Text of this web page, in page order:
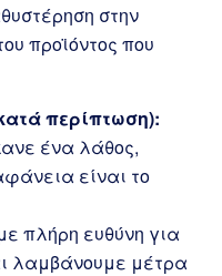
στην
προϊόντος που
περίπτωση):
ένα λάθος,
είναι το
πλήρη ευθύνη για
λαμβάνουμε μέτρα